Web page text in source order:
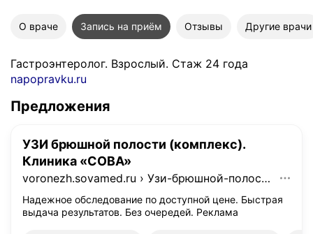
О враче Запись на приём Отзывы Другие врачи
Гастроэнтеролог. Взрослый. Стаж 24 года
napopravku.ru
Предложения
УЗИ брюшной полости (комплекс).
Клиника «СОВА»
voronezh.sovamed.ru › Узи-брюшной-полости...
Надежное обследование по доступной цене. Быстрая
выдача результатов. Без очередей. Реклама